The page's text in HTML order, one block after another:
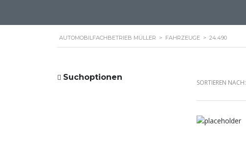
AUTOMOBILFACHBETRIEB MÜLLER > FAHRZEUGE > 24.490
Suchoptionen
SORTIEREN NACH: